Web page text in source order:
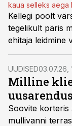
kaua selleks aega
Kellegi poolt
tegelikult päris
ehitaja leidmine
pank annab
remondiraha
kinnisvarabüroo
UUDISED03.07.26,
Milline
Soovite korteris
mullivanni